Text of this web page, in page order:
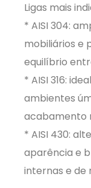
Ligas mais
* AISI 304:
mobiliários e
equilíbrio
* AISI 316:
ambientes
acabamento
* AISI 430:
aparência e
internas e de